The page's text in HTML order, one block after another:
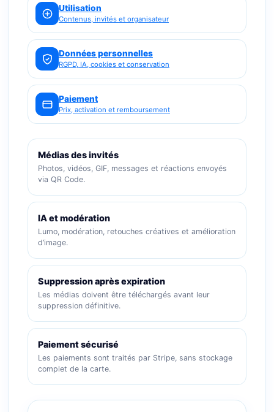
Utilisation
Contenus, invités et organisateur
Données personnelles
RGPD, IA, cookies et conservation
Paiement
Prix, activation et remboursement
Médias des invités
Photos, vidéos, GIF, messages et réactions envoyés
via QR Code.
IA et modération
Lumo, modération, retouches créatives et amélioration
d’image.
Suppression après expiration
Les médias doivent être téléchargés avant leur
suppression définitive.
Paiement sécurisé
Les paiements sont traités par Stripe, sans stockage
complet de la carte.